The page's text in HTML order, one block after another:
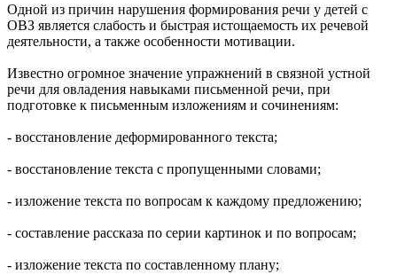
Одной из причин нарушения формирования речи у детей с
ОВЗ является слабость и быстрая истощаемость их речевой
деятельности, а также особенности мотивации.
Известно огромное значение упражнений в связной устной
речи для овладения навыками письменной речи, при
подготовке к письменным изложениям и сочинениям:
- восстановление деформированного текста;
- восстановление текста с пропущенными словами;
- изложение текста по вопросам к каждому предложению;
- составление рассказа по серии картинок и по вопросам;
- изложение текста по составленному плану;